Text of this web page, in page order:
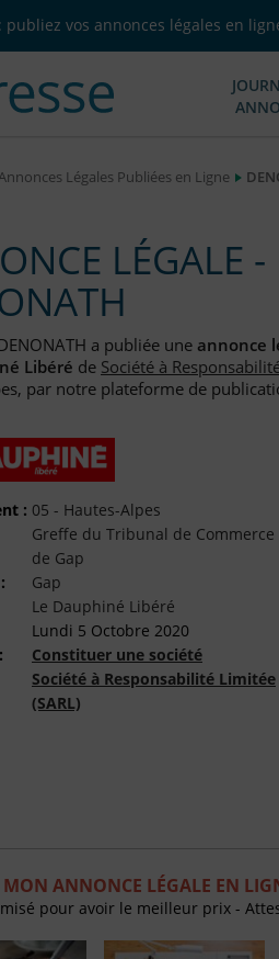
publiez vos annonces légales en
Légales Publiées en Ligne
LÉGALE
a publiée une annonce
Libéré de Société à
par notre plateforme de
: 05 - Hautes-Alpes
Greffe du Tribunal de Commerce
de Gap
Gap
Le Dauphiné Libéré
Lundi 5 Octobre 2020
Constituer une société
Société à Responsabilité Limitée
(SARL)
ANNONCE LÉGALE EN
pour avoir le meilleur prix -